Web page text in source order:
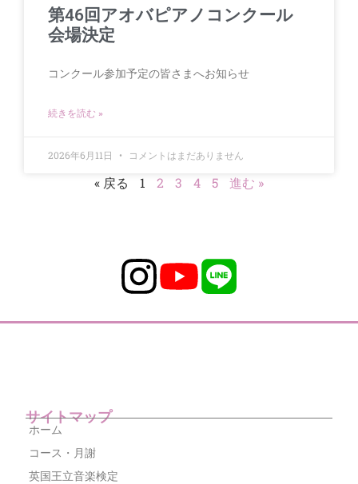
第46回アオバピアノコンクール
会場決定
コンクール参加予定の皆さまへお知らせ
続きを読む »
2026年6月11日 コメントはまだありません
« 戻る 1 2 3 4 5 進む »
サイトマップ
ホーム
コース・月謝
英国王立音楽検定